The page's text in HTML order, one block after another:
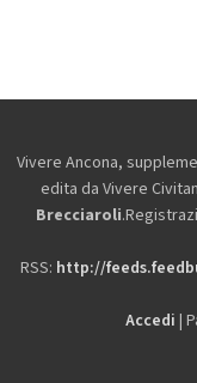
Vivere Ancona,
edita da Vivere
Brecciaroli
RSS: http://
Accedi |